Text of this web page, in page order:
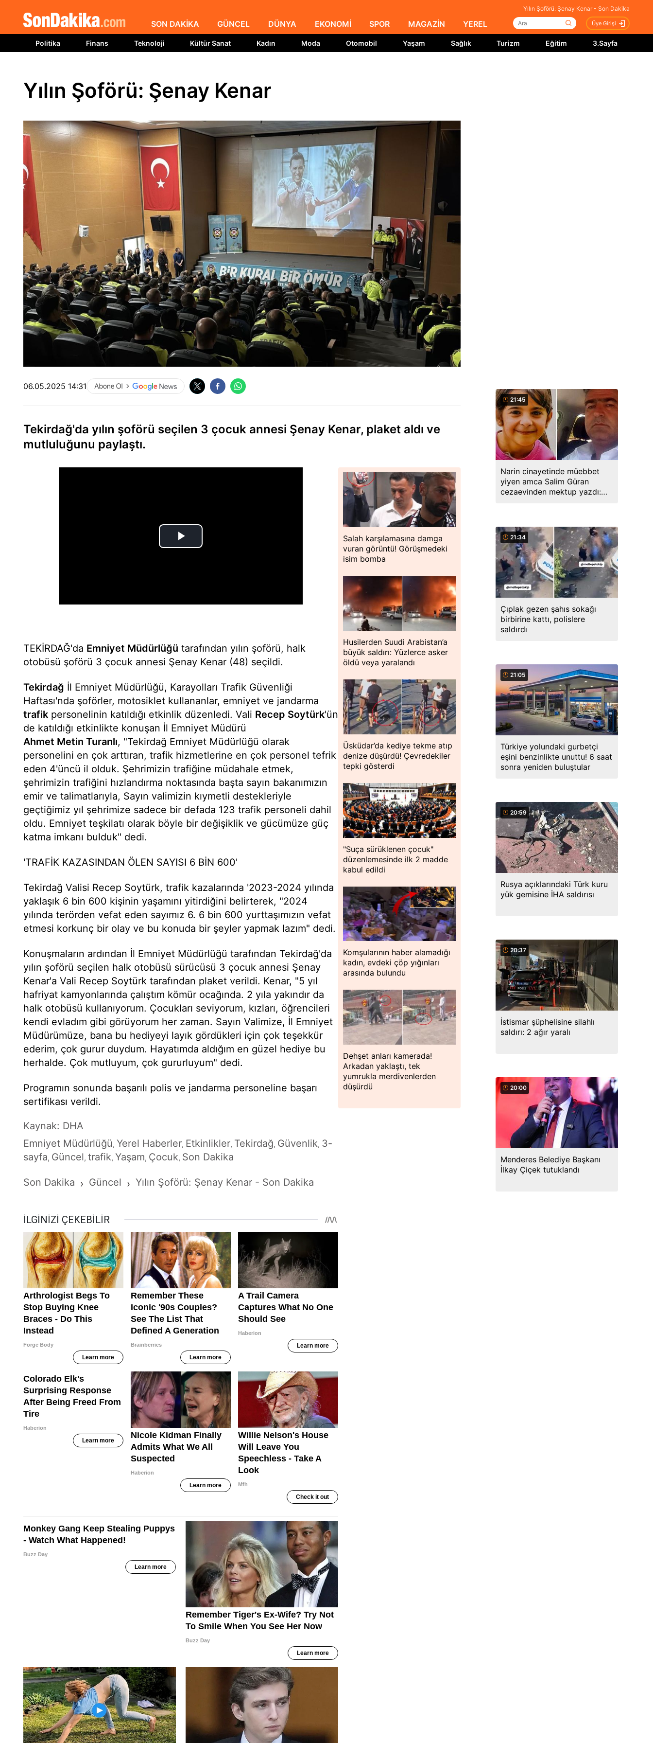
Yılın Şoförü: Şenay Kenar - Son Dakika
SON DAKİKA GÜNCEL DÜNYA EKONOMİ SPOR MAGAZİN YEREL Üye Girişi
Politika Finans Teknoloji Kültür Sanat Kadın Moda Otomobil Yaşam Sağlık Turizm Eğitim 3.Sayfa
Yılın Şoförü: Şenay Kenar
06.05.2025 14:31
Tekirdağ'da yılın şoförü seçilen 3 çocuk annesi Şenay Kenar, plaket aldı ve
mutluluğunu paylaştı.
TEKİRDAĞ'da Emniyet Müdürlüğü tarafından yılın şoförü, halk
otobüsü şoförü 3 çocuk annesi Şenay Kenar (48) seçildi.
Tekirdağ İl Emniyet Müdürlüğü, Karayolları Trafik Güvenliği
Haftası'nda şoförler, motosiklet kullananlar, emniyet ve jandarma
trafik personelinin katıldığı etkinlik düzenledi. Vali Recep Soytürk'ün
de katıldığı etkinlikte konuşan İl Emniyet Müdürü
Ahmet Metin Turanlı, "Tekirdağ Emniyet Müdürlüğü olarak
personelini en çok arttıran, trafik hizmetlerine en çok personel tefrik
eden 4'üncü il olduk. Şehrimizin trafiğine müdahale etmek,
şehrimizin trafiğini hızlandırma noktasında başta sayın bakanımızın
emir ve talimatlarıyla, Sayın valimizin kıymetli destekleriyle
geçtiğimiz yıl şehrimize sadece bir defada 123 trafik personeli dahil
oldu. Emniyet teşkilatı olarak böyle bir değişiklik ve gücümüze güç
katma imkanı bulduk" dedi.
'TRAFİK KAZASINDAN ÖLEN SAYISI 6 BİN 600'
Tekirdağ Valisi Recep Soytürk, trafik kazalarında '2023-2024 yılında
yaklaşık 6 bin 600 kişinin yaşamını yitirdiğini belirterek, "2024
yılında terörden vefat eden sayımız 6. 6 bin 600 yurttaşımızın vefat
etmesi korkunç bir olay ve bu konuda bir şeyler yapmak lazım" dedi.
Konuşmaların ardından İl Emniyet Müdürlüğü tarafından Tekirdağ'da
yılın şoförü seçilen halk otobüsü sürücüsü 3 çocuk annesi Şenay
Kenar'a Vali Recep Soytürk tarafından plaket verildi. Kenar, "5 yıl
hafriyat kamyonlarında çalıştım kömür ocağında. 2 yıla yakındır da
halk otobüsü kullanıyorum. Çocukları seviyorum, kızları, öğrencileri
kendi evladım gibi görüyorum her zaman. Sayın Valimize, İl Emniyet
Müdürümüze, bana bu hediyeyi layık gördükleri için çok teşekkür
ederim, çok gurur duydum. Hayatımda aldığım en güzel hediye bu
herhalde. Çok mutluyum, çok gururluyum" dedi.
Programın sonunda başarılı polis ve jandarma personeline başarı
sertifikası verildi.
Kaynak: DHA
Emniyet Müdürlüğü, Yerel Haberler, Etkinlikler, Tekirdağ, Güvenlik, 3-
sayfa, Güncel, trafik, Yaşam, Çocuk, Son Dakika
Son Dakika › Güncel › Yılın Şoförü: Şenay Kenar - Son Dakika
Salah karşılamasına damga
vuran görüntü! Görüşmedeki
isim bomba
Husilerden Suudi Arabistan’a
büyük saldırı: Yüzlerce asker
öldü veya yaralandı
Üsküdar’da kediye tekme atıp
denize düşürdü! Çevredekiler
tepki gösterdi
"Suça sürüklenen çocuk"
düzenlemesinde ilk 2 madde
kabul edildi
Komşularının haber alamadığı
kadın, evdeki çöp yığınları
arasında bulundu
Dehşet anları kamerada!
Arkadan yaklaştı, tek
yumrukla merdivenlerden
düşürdü
21:45
Narin cinayetinde müebbet
yiyen amca Salim Güran
cezaevinden mektup yazdı:
21:34
Çıplak gezen şahıs sokağı
birbirine kattı, polislere
saldırdı
21:05
Türkiye yolundaki gurbetçi
eşini benzinlikte unuttu! 6 saat
sonra yeniden buluştular
20:59
Rusya açıklarındaki Türk kuru
yük gemisine İHA saldırısı
20:37
İstismar şüphelisine silahlı
saldırı: 2 ağır yaralı
20:00
Menderes Belediye Başkanı
İlkay Çiçek tutuklandı